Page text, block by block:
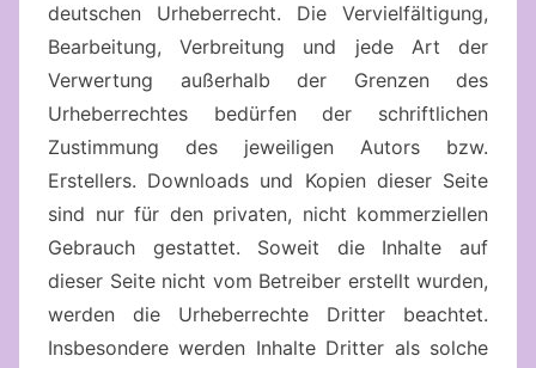
deutschen Urheberrecht. Die Vervielfältigung,
Bearbeitung, Verbreitung und jede Art der
Verwertung außerhalb der Grenzen des
Urheberrechtes bedürfen der schriftlichen
Zustimmung des jeweiligen Autors bzw.
Erstellers. Downloads und Kopien dieser Seite
sind nur für den privaten, nicht kommerziellen
Gebrauch gestattet. Soweit die Inhalte auf
dieser Seite nicht vom Betreiber erstellt wurden,
werden die Urheberrechte Dritter beachtet.
Insbesondere werden Inhalte Dritter als solche